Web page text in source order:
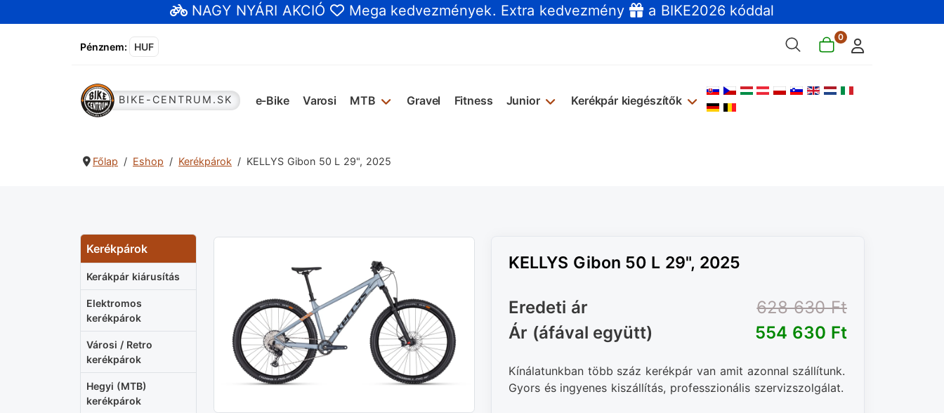
NAGY NYÁRI AKCIÓ Mega kedvezmények. Extra kedvezmény a BIKE2026 kóddal
Pénznem: HUF
0
BIKE-CENTRUM.SK e-Bike Varosi MTB Gravel Fitness Junior Kerékpár kiegészítők
Válasszon nyelvet
Főlap Eshop Kerékpárok KELLYS Gibon 50 L 29", 2025
Kerékpárok
Kerákpár kiárusítás
Elektromos
kerékpárok
Városi / Retro
kerékpárok
Hegyi (MTB)
kerékpárok
KELLYS Gibon 50 L 29", 2025
Eredeti ár
628 630 Ft‎
Ár (áfával együtt)
554 630 Ft‎
Kínálatunkban több száz kerékpár van amit azonnal szállítunk.
Gyors és ingyenes kiszállítás, professzionális szervizszolgálat.